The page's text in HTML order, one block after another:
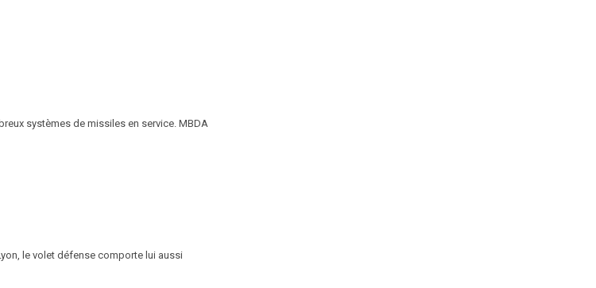
systèmes de missiles en service. MBDA
le volet défense comporte lui aussi